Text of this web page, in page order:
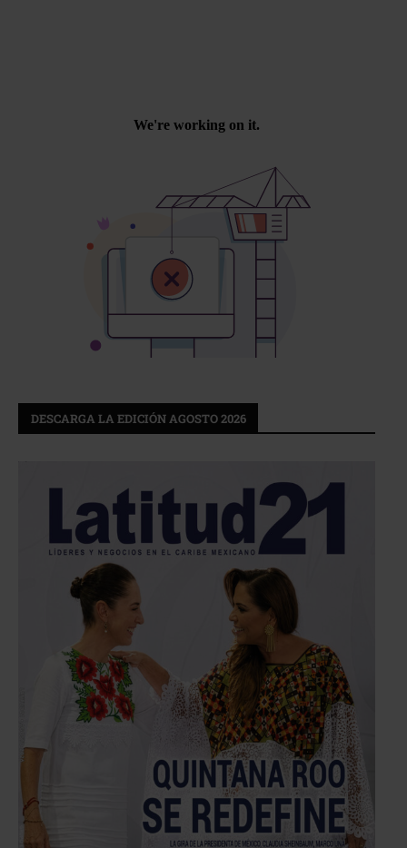
DESCARGA LA EDICIÓN AGOSTO 2026